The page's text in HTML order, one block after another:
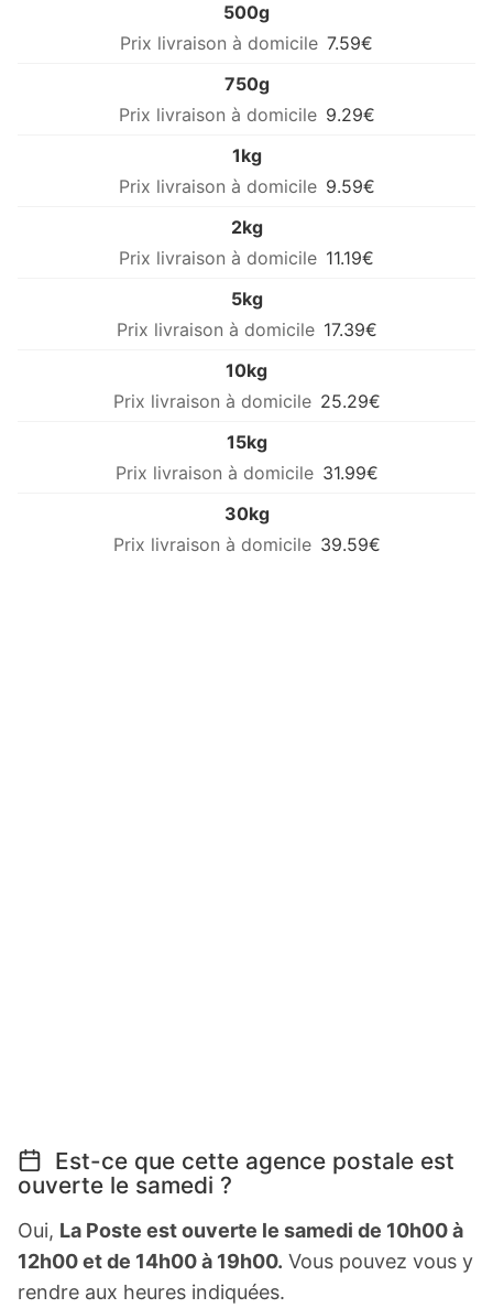
500g
7.59€
750g
9.29€
1kg
9.59€
2kg
11.19€
5kg
17.39€
10kg
25.29€
15kg
31.99€
30kg
39.59€
Est-ce que cette agence postale est
ouverte le samedi ?
Oui, La Poste est ouverte le samedi de 10h00 à
12h00 et de 14h00 à 19h00. Vous pouvez vous y
rendre aux heures indiquées.